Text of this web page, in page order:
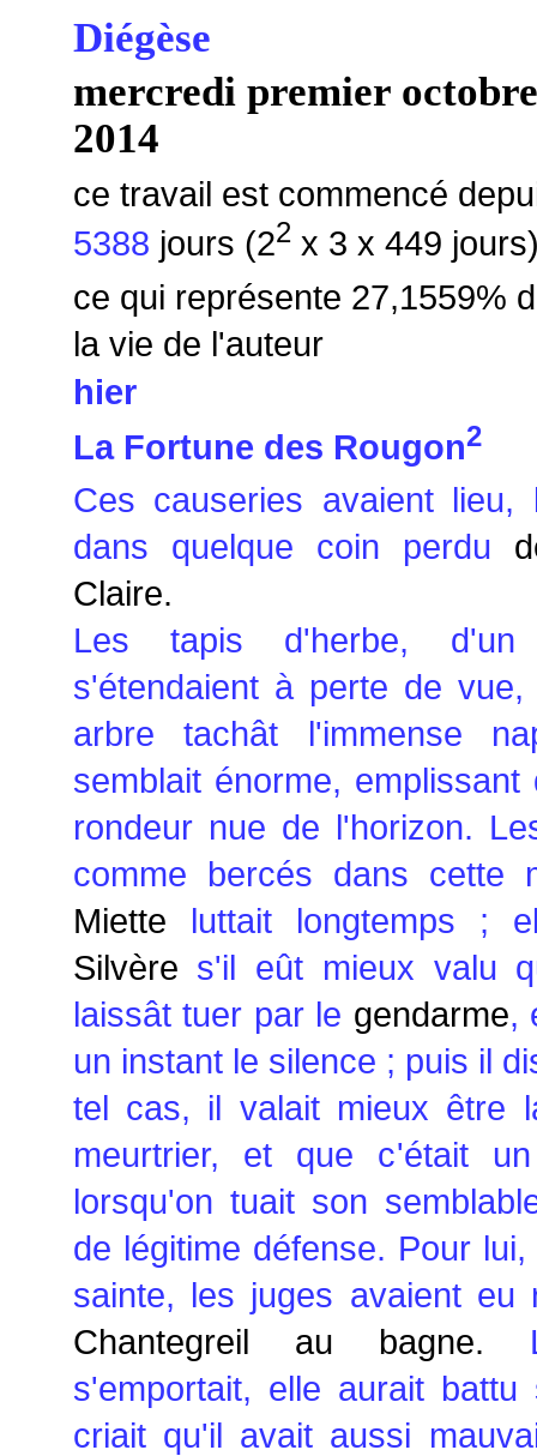
Diégèse
mercredi premier octobre
2014
ce travail est commencé
5388 jours (22x 3 x 449
ce qui représente 27,1559%
la vie de l'auteur
hier
La Fortune des Rougon2
Ces causeries avaient lieu,
dans quelque coin perdu
Claire.
Les tapis d'herbe, d'un
s'étendaient à perte de
arbre tachât l'immense
semblait énorme,
rondeur nue de l'horizon.
comme bercés dans cette
Miette luttait longtemps ;
Silvère s'il eût mieux valu
laissât tuer par le gendarme,
un instant le silence ; puis il
tel cas, il valait mieux être
meurtrier, et que c'était
lorsqu'on tuait son
de légitime défense. Pour
sainte, les juges avaient eu
Chantegreil au bagne.
s'emportait, elle aurait
criait qu'il avait aussi